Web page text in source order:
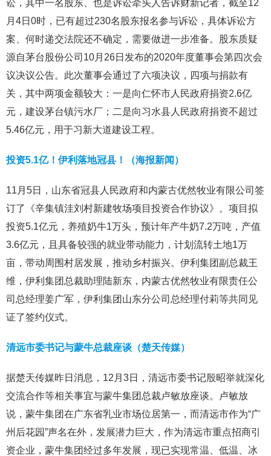
讼，其中一名股东、也是诉讼牵头人告诉财新记者，截至12
月4日0时，已有超过230名股东报名参与诉讼，具体诉讼方
案、何时递交法院还不确定，需要做进一步准备。股东质疑
源自茅台股份公司10月26日发布的2020年度董事会第四次会
议决议公告。此次董事会通过了六项决议，四项与捐款有
关，其中两项金额较大：一是向仁怀市人民政府捐资2.6亿
元，建设茅台镇污水厂；二是向习水县人民政府捐资不超过
5.46亿元，用于习新大道建设工程。
投资5.1亿！伊利落地冠县！（海报新闻）
11月5日，山东省冠县人民政府和内蒙古优然牧业有限公司签
订了《辛集镇洼刘村新建牧场项目投资合作协议》。项目拟
投资5.1亿元，养殖奶牛1万头，预计年产牛奶7.2万吨，产值
3.6亿元，且具备较强的就业带动能力，计划流转土地1万
亩，带动周围村居发展，推动乡村振兴。伊利集团副总裁王
维，伊利集团总裁助理陆新东，内蒙古优然牧业有限责任公
司总经理姜广军，伊利集团山东分公司总经理付莉等共同见
证了签约仪式。
清远市委书记与蒙牛总裁座谈（楚天传媒）
据楚天传媒昨日消息，12月3日，清远市委书记殷昭举就深化
交流合作等相关事宜与蒙牛集团总裁卢敏放座谈。卢敏放
说，蒙牛集团在广东省乳业市场位居第一，而清远市作为“广
州后花园”声名在外，发展潜力巨大，作为清远市重点招商引
资企业，蒙牛集团经过多年发展，现已实现常温、低温、冰